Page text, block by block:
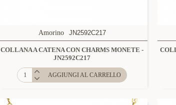
Amorino JN2592C217
COLLANA A CATENA CON CHARMS MONETE -
JN2592C217
AGGIUNGI AL CARRELLO